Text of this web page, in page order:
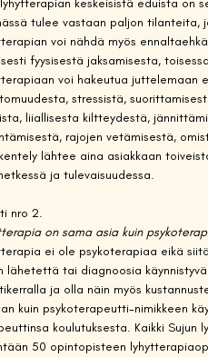
keskeisistä eduista on
tulee vastaan paljon tilanteita,
voi nähdä myös
fyysisestä jaksamisesta,
voi hakeutua juttelemaan
stressistä,
liiallisesta kiltteydestä,
rajojen vetämisestä,
lähtee aina asiakkaan
ja tulevaisuudessa.
nro 2.
on sama asia kuin
ei ole psykoterapiaa eikä
lähetettä tai diagnoosia
ja olla näin myös
kuin psykoterapeutti-nimikkeen
koulutuksesta. Kaikki
50 opintopisteen